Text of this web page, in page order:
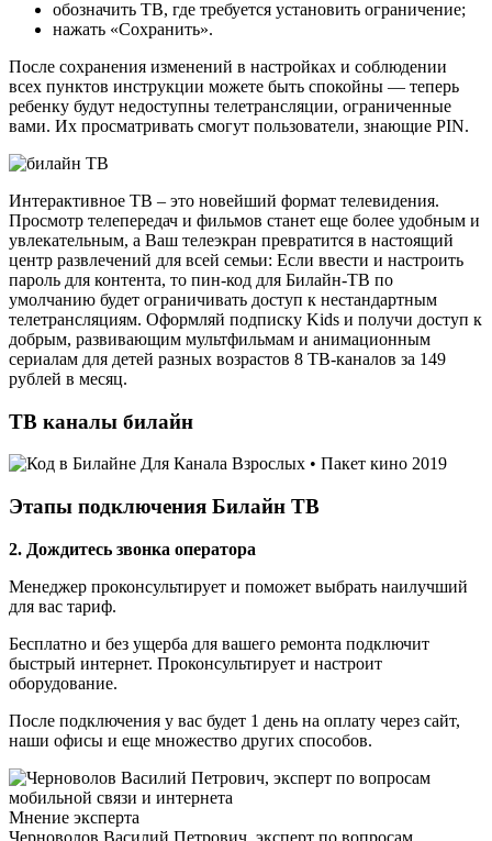
обозначить ТВ, где требуется установить ограничение;
нажать «Сохранить».
После сохранения изменений в настройках и соблюдении
всех пунктов инструкции можете быть спокойны — теперь
ребенку будут недоступны телетрансляции, ограниченные
вами. Их просматривать смогут пользователи, знающие PIN.
Интерактивное ТВ – это новейший формат телевидения.
Просмотр телепередач и фильмов станет еще более удобным и
увлекательным, а Ваш телеэкран превратится в настоящий
центр развлечений для всей семьи: Если ввести и настроить
пароль для контента, то пин-код для Билайн-ТВ по
умолчанию будет ограничивать доступ к нестандартным
телетрансляциям. Оформляй подписку Kids и получи доступ к
добрым, развивающим мультфильмам и анимационным
сериалам для детей разных возрастов 8 ТВ-каналов за 149
рублей в месяц.
ТВ каналы билайн
Этапы подключения Билайн ТВ
2. Дождитесь звонка оператора
Менеджер проконсультирует и поможет выбрать наилучший
для вас тариф.
Бесплатно и без ущерба для вашего ремонта подключит
быстрый интернет. Проконсультирует и настроит
оборудование.
После подключения у вас будет 1 день на оплату через сайт,
наши офисы и еще множество других способов.
Мнение эксперта
Черноволов Василий Петрович, эксперт по вопросам